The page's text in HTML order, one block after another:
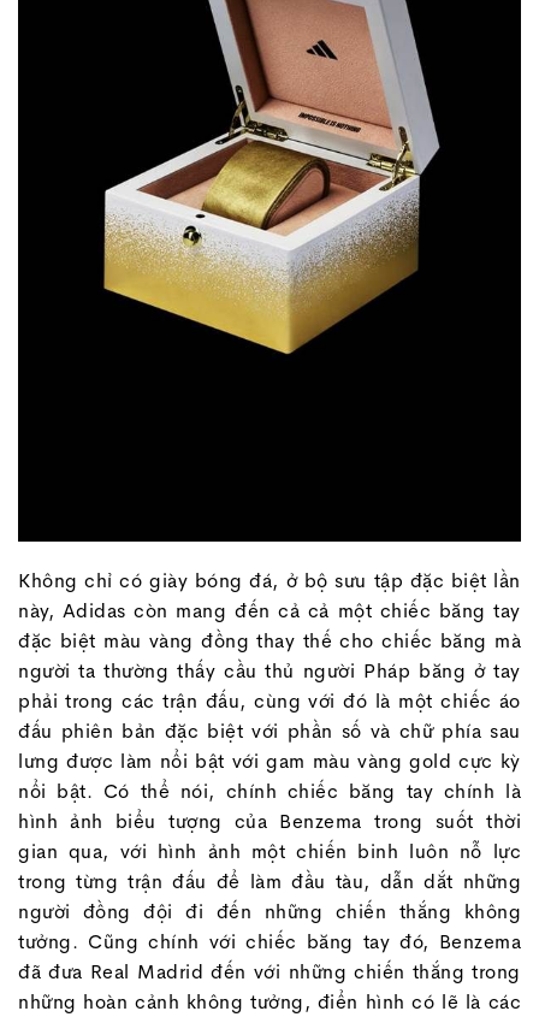
Không chỉ có giày bóng đá, ở bộ sưu tập đặc biệt lần
này, Adidas còn mang đến cả cả một chiếc băng tay
đặc biệt màu vàng đồng thay thế cho chiếc băng mà
người ta thường thấy cầu thủ người Pháp băng ở tay
phải trong các trận đấu, cùng với đó là một chiếc áo
đấu phiên bản đặc biệt với phần số và chữ phía sau
lưng được làm nổi bật với gam màu vàng gold cực kỳ
nổi bật. Có thể nói, chính chiếc băng tay chính là
hình ảnh biểu tượng của Benzema trong suốt thời
gian qua, với hình ảnh một chiến binh luôn nỗ lực
trong từng trận đấu để làm đầu tàu, dẫn dắt những
người đồng đội đi đến những chiến thắng không
tưởng. Cũng chính với chiếc băng tay đó, Benzema
đã đưa Real Madrid đến với những chiến thắng trong
những hoàn cảnh không tưởng, điển hình có lẽ là các